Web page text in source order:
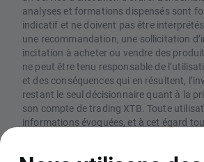
analyses et formations dispensés sont
indicatif et ne doivent pas être
une recommandation, une sollicitation
incitation à acheter ou vendre des
ne peut être tenu responsable de
et des conséquences qui en résultent,
restant le seul décisionnaire quant à la
son compte de trading XTB. Toute
informations évoquées, et à cet égard